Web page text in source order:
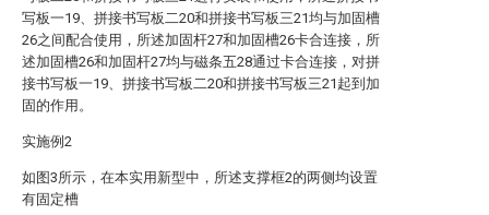
写板一19、拼接书写板二20和拼接书写板三21均与加固槽
26之间配合使用，所述加固杆27和加固槽26卡合连接，所
述加固槽26和加固杆27均与磁条五28通过卡合连接，对拼
接书写板一19、拼接书写板二20和拼接书写板三21起到加
固的作用。
实施例2
如图3所示，在本实用新型中，所述支撑框2的两侧均设置
有固定槽